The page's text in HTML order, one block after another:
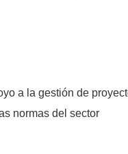
a la gestión de
normas del sector